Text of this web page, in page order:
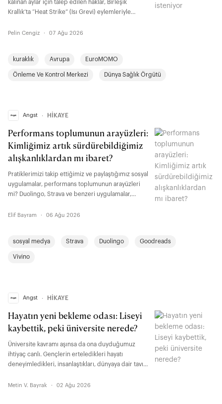
kalınan aylar için talep edilen haklar, Birleşik
Krallık’ta “Heat Strike” (Isı Grevi) eylemleriyle
bağlayıcılığı olan yasal bir ortak düzenleme
belirlenmiş durumda. Tarihinin en sıcak
yazlarından birini yaşayan Birleşik Krallık’ta sendika
Pelin Cengiz · 07 Ağu 2026
kuraklık Avrupa EuroMOMO
Önleme Ve Kontrol Merkezi Dünya Sağlık Örgütü
Angst ∙ HİKAYE
Performans toplumunun arayüzleri:
Kimliğimiz artık sürdürebildiğimiz
alışkanlıklardan mı ibaret?
Pratiklerimizi takip ettiğimiz ve paylaştığımız sosyal
uygulamalar, performans toplumunun arayüzleri
mi? Duolingo, Strava ve benzeri uygulamalar,
gelişimi görünür ve paylaşılabilir kılarak kimlik
Elif Bayram · 06 Ağu 2026
sosyal medya Strava Duolingo Goodreads
Vivino
Angst ∙ HİKAYE
Hayatın yeni bekleme odası: Liseyi
kaybettik, peki üniversite nerede?
Üniversite kavramı aşınsa da ona duyduğumuz
ihtiyaç canlı. Gençlerin erteledikleri hayatı
deneyimledikleri, insanlaştıkları, dünyaya dair tavır
formasyon edindikleri kurumsal anlamda kavramın
Metin V. Bayrak · 02 Ağu 2026